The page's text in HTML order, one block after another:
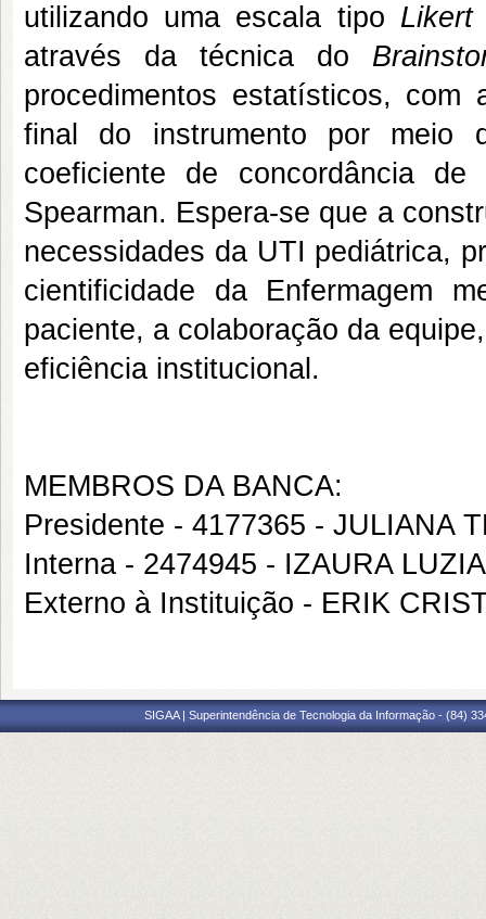
utilizando uma escala tipo
através da técnica do
procedimentos estatísticos,
final do instrumento por meio
coeficiente de concordância
Spearman. Espera-se que a
necessidades da UTI pediátrica,
cientificidade da Enfermagem
paciente, a colaboração da
eficiência institucional.
MEMBROS DA BANCA:
Presidente - 4177365 - JULIANA
Interna - 2474945 - IZAURA
Externo à Instituição - ERIK
SIGAA | Superintendência de Tecnologia da Informação - (84)